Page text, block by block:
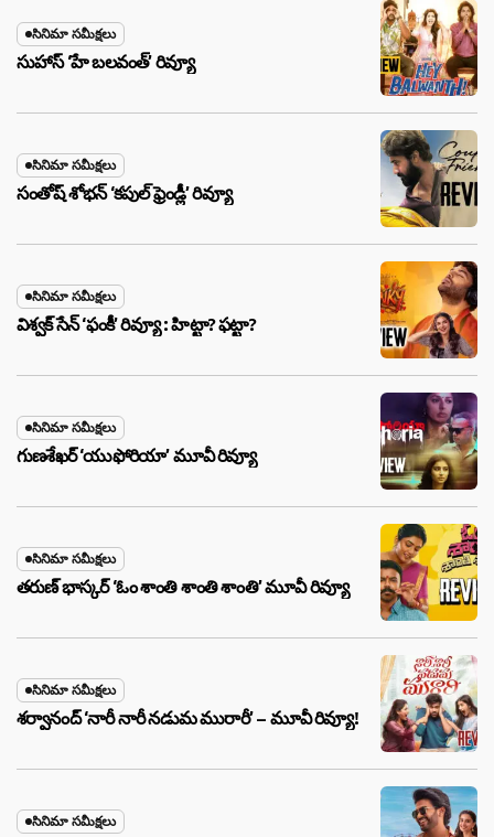
సినిమా సమీక్షలు
సుహాస్ ‘హే బలవంత్’ రివ్యూ
సినిమా సమీక్షలు
సంతోష్ శోభన్ ‘కపుల్ ఫ్రెండ్లీ’ రివ్యూ
సినిమా సమీక్షలు
విశ్వక్ సేన్ ‘ఫంకీ’ రివ్యూ : హిట్టా? ఫట్టా?
సినిమా సమీక్షలు
గుణశేఖర్ ‘యుఫోరియా’ మూవీ రివ్యూ
సినిమా సమీక్షలు
తరుణ్ భాస్కర్ ‘ఓం శాంతి శాంతి శాంతి’ మూవీ రివ్యూ
సినిమా సమీక్షలు
శర్వానంద్ ‘నారీ నారీ నడుమ మురారీ’ – మూవీ రివ్యూ!
సినిమా సమీక్షలు